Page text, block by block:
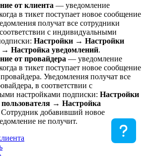
от клиента — уведомление
в тикет поступает новое сообщение
получат все сотрудники
с индивидуальными
Настройки → Настройки
→ Настройка уведомлений.
от провайдера — уведомление
в тикет поступает новое сообщение
Уведомления получат все
в соответствии с
настройками подписки: Настройки
→ Настройка
Сотрудник добавивший новое
не получит.